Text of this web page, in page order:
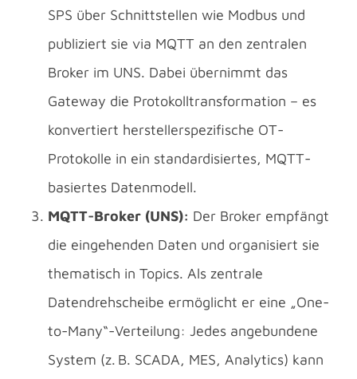
SPS über Schnittstellen wie Modbus und
publiziert sie via MQTT an den zentralen
Broker im UNS. Dabei übernimmt das
Gateway die Protokolltransformation – es
konvertiert herstellerspezifische OT-
Protokolle in ein standardisiertes, MQTT-
basiertes Datenmodell.
MQTT-Broker (UNS): Der Broker empfängt
die eingehenden Daten und organisiert sie
thematisch in Topics. Als zentrale
Datendrehscheibe ermöglicht er eine „One-
to-Many“-Verteilung: Jedes angebundene
System (z. B. SCADA, MES, Analytics) kann